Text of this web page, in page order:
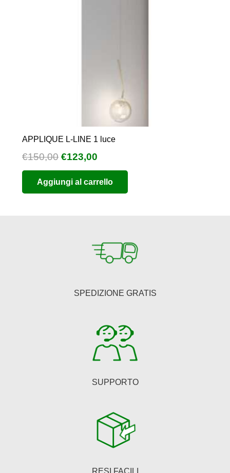
APPLIQUE L-LINE 1 luce
€150,00 Il
prezzo
originale
era:
€123,00
prezzo
attuale
è:
Aggiungi al carrello
SPEDIZIONE GRATIS
SUPPORTO
RESI FACILI